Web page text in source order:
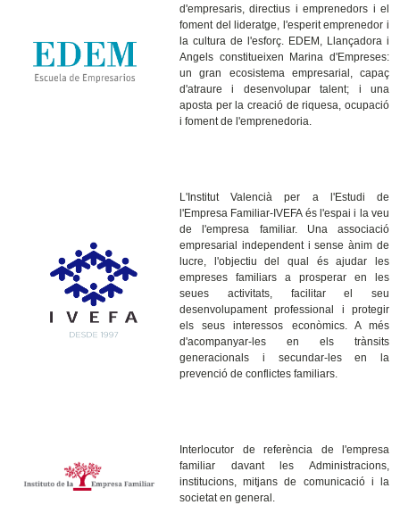
d'empresaris, directius i emprenedors i el
foment del lideratge, l'esperit emprenedor i
la cultura de l'esforç. EDEM, Llançadora i
Angels constitueixen Marina d'Empreses:
un gran ecosistema empresarial, capaç
d'atraure i desenvolupar talent; i una
aposta per la creació de riquesa, ocupació
i foment de l'emprenedoria.
L'Institut Valencià per a l'Estudi de
l'Empresa Familiar-IVEFA és l'espai i la veu
de l'empresa familiar. Una associació
empresarial independent i sense ànim de
lucre, l'objectiu del qual és ajudar les
empreses familiars a prosperar en les
seues activitats, facilitar el seu
desenvolupament professional i protegir
els seus interessos econòmics. A més
d'acompanyar-les en els trànsits
generacionals i secundar-les en la
prevenció de conflictes familiars.
Interlocutor de referència de l'empresa
familiar davant les Administracions,
institucions, mitjans de comunicació i la
societat en general.